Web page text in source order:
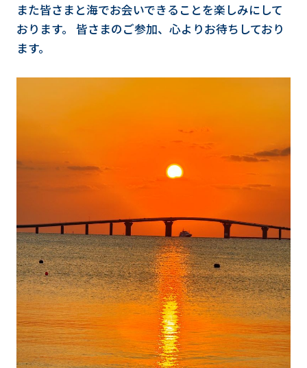
また皆さまと海でお会いできることを楽しみにして
おります。 皆さまのご参加、心よりお待ちしており
ます。